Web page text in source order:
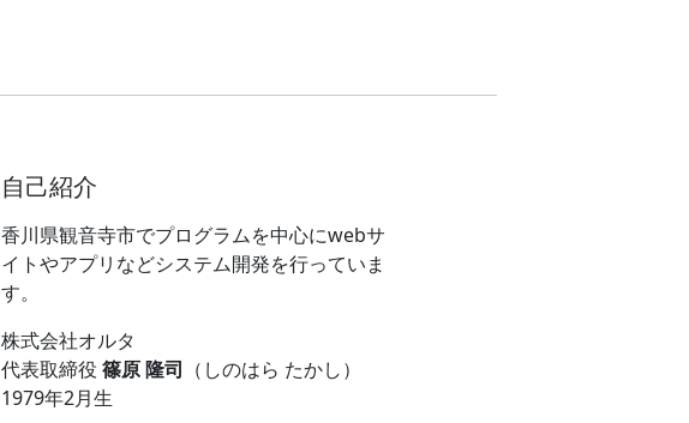
自己紹介
香川県観音寺市でプログラムを中心にwebサ
イトやアプリなどシステム開発を行っていま
す。
株式会社オルタ
代表取締役篠原 隆司 （しのはら たかし）
1979年2月生